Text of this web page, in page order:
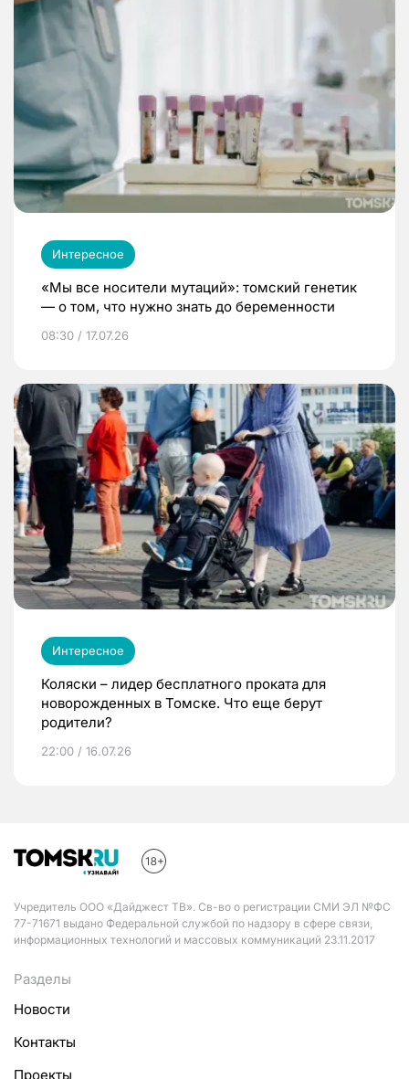
Интересное
«Мы все носители мутаций»: томский генетик
— о том, что нужно знать до беременности
08:30 / 17.07.26
Интересное
Коляски – лидер бесплатного проката для
новорожденных в Томске. Что еще берут
родители?
22:00 / 16.07.26
Учредитель ООО «Дайджест ТВ». Св-во о регистрации СМИ ЭЛ №ФС
77-71671 выдано Федеральной службой по надзору в сфере связи,
информационных технологий и массовых коммуникаций 23.11.2017
Разделы
Новости
Контакты
Проекты